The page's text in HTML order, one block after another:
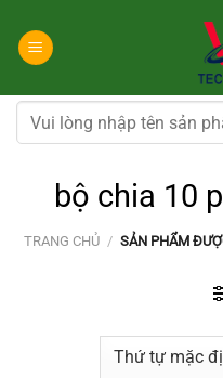
đến
dung
Tìm
kiếm:
bộ chia 10
TRANG CHỦ / SẢN PHẨM